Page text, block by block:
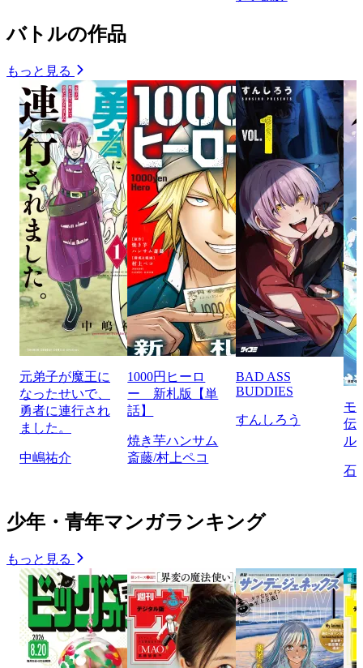
バトルの作品
もっと見る
元弟子が魔王に
なったせいで、
勇者に連行され
ました。
中嶋祐介
1000円ヒーロ
ー 新札版【単
話】
焼き芋ハンサム
斎藤/村上ペコ
BAD ASS
BUDDIES
すんしろう
モ
伝
ル
石
少年・青年マンガランキング
もっと見る